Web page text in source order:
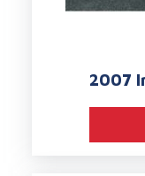
2007